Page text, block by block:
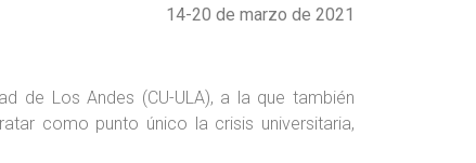
14-20 de marzo de 2021
de Los Andes (CU-ULA), a la que también
como punto único la crisis universitaria,